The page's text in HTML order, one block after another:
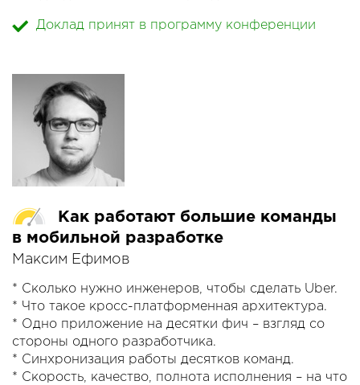
публикацию и тестирование.
DialogFlow.
Доклад принят в программу конференции
Как работают большие команды
в мобильной разработке
Максим Ефимов
* Сколько нужно инженеров, чтобы сделать Uber.
* Что такое кросс-платформенная архитектура.
* Одно приложение на десятки фич – взгляд со
стороны одного разработчика.
* Синхронизация работы десятков команд.
* Скорость, качество, полнота исполнения – на что